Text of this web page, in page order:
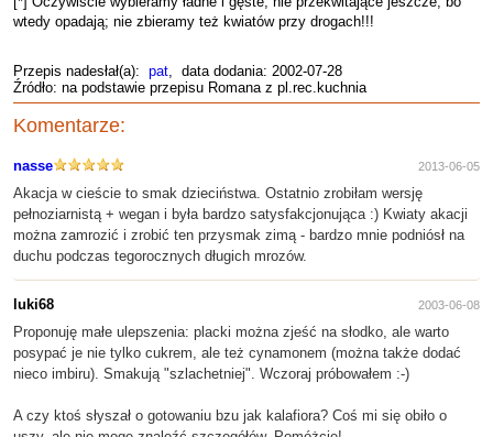
wtedy opadają; nie zbieramy też kwiatów przy drogach!!!
Przepis nadesłał(a): pat, data dodania: 2002-07-28
Źródło: na podstawie przepisu Romana z pl.rec.kuchnia
Komentarze:
nasse 2013-06-05
Akacja w cieście to smak dzieciństwa. Ostatnio zrobiłam wersję
pełnoziarnistą + wegan i była bardzo satysfakcjonująca :) Kwiaty akacji
można zamrozić i zrobić ten przysmak zimą - bardzo mnie podniósł na
duchu podczas tegorocznych długich mrozów.
luki68 2003-06-08
Proponuję małe ulepszenia: placki można zjeść na słodko, ale warto
posypać je nie tylko cukrem, ale też cynamonem (można także dodać
nieco imbiru). Smakują "szlachetniej". Wczoraj próbowałem :-)
A czy ktoś słyszał o gotowaniu bzu jak kalafiora? Coś mi się obiło o